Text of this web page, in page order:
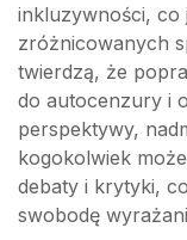
inkluzywności, co
zróżnicowanych
twierdzą, że
do autocenzury i
perspektywy,
kogokolwiek
debaty i krytyki,
swobodę